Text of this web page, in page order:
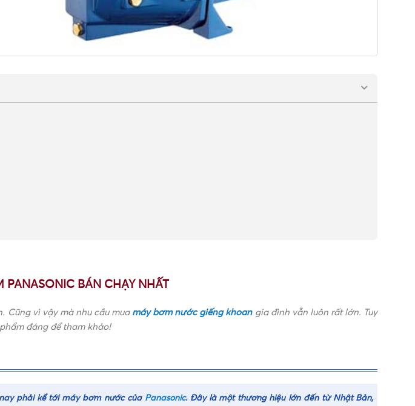
PANASONIC BÁN CHẠY NHẤT
Cũng vì vậy mà nhu cầu mua máy bơm nước giếng khoan gia đình vẫn luôn rất lớn. Tuy
đáng để tham khảo!
phải kể tới máy bơm nước của Panasonic. Đây là một thương hiệu lớn đến từ Nhật Bản,